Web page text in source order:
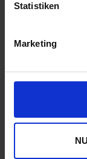
Statistiken
Marketing
Zum Kreuzkamp 7
info@granit-